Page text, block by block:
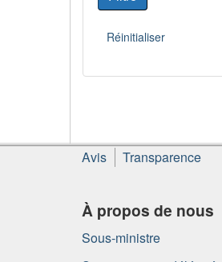
À
propos
ce
site
Avis Transparence
À propos de nous
Sous-ministre